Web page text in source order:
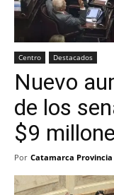
Centro Destacados
Nuevo
de los
$9
Por Catamarca Provincia